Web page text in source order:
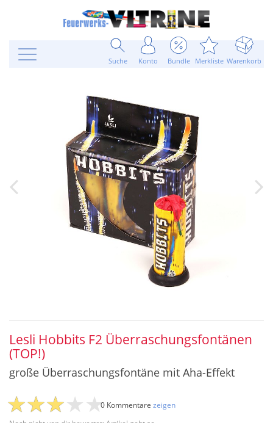
Suche Konto Bundle Merkliste Warenkorb
Lesli Hobbits F2 Überraschungsfontänen
(TOP!)
große Überraschungsfontäne mit Aha-Effekt
0 Kommentare zeigen